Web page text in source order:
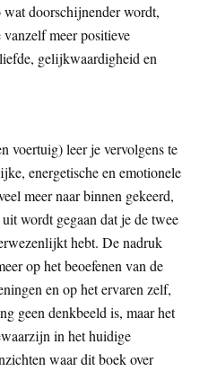
wat doorschijnender wordt,
meer positieve
gelijkwaardigheid en
voertuig) leer je vervolgens te
energetische en emotionele
meer naar binnen gekeerd,
wordt gegaan dat je de twee
hebt. De nadruk
op het beoefenen van de
en op het ervaren zelf,
geen denkbeeld is, maar het
in het huidige
waar dit boek over